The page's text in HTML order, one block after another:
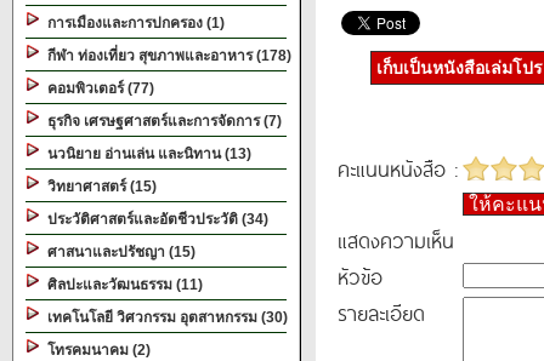
การเมืองและการปกครอง (1)
กีฬา ท่องเที่ยว สุขภาพและอาหาร (178)
คอมพิวเตอร์ (77)
ธุรกิจ เศรษฐศาสตร์และการจัดการ (7)
นวนิยาย อ่านเล่น และนิทาน (13)
วิทยาศาสตร์ (15)
ประวัติศาสตร์และอัตชีวประวัติ (34)
ศาสนาและปรัชญา (15)
ศิลปะและวัฒนธรรม (11)
เทคโนโลยี วิศวกรรม อุตสาหกรรม (30)
โทรคมนาคม (2)
เก็บเป็นหนังสือเล่มโป
คะแนนหนังสือ :
ให้คะแ
แสดงความเห็น
หัวข้อ
รายละเอียด